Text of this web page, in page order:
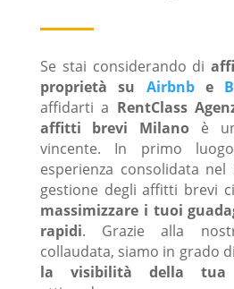
Se stai considerando di
proprietà su Airbnbe
affidarti a RentClass
affitti brevi Milano è
vincente. In primo
esperienza consolidata
gestione degli affitti brevi
massimizzare i tuoi
rapidi. Grazie alla
collaudata, siamo in grado
la visibilità della tua